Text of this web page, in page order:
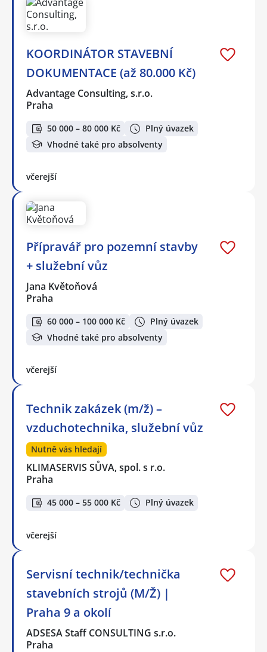
KOORDINÁTOR STAVEBNÍ
DOKUMENTACE (až 80.000 Kč)
Advantage Consulting, s.r.o.
Praha
50 000 – 80 000 Kč
Plný úvazek
Vhodné také pro absolventy
včerejší
Přípravář pro pozemní stavby
+ služební vůz
Jana Květoňová
Praha
60 000 – 100 000 Kč
Plný úvazek
Vhodné také pro absolventy
včerejší
Technik zakázek (m/ž) –
vzduchotechnika, služební vůz
Nutně vás hledají
KLIMASERVIS SŮVA, spol. s r.o.
Praha
45 000 – 55 000 Kč Plný úvazek
včerejší
Servisní technik/technička
stavebních strojů (M/Ž) |
Praha 9 a okolí
ADSESA Staff CONSULTING s.r.o.
Praha